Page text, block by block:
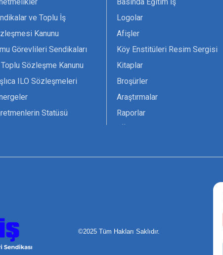
ve Toplu İş
Kanunu
Görevlileri Sendikaları
Sözleşme Kanunu
ILO Sözleşmeleri
Statüsü
Formları
Logolar
Afişler
Köy Enstitüleri Resim Sergisi
Kitaplar
Broşürler
Araştırmalar
Raporlar
Pankartlar
©2025 Tüm Hakları Saklıdır.